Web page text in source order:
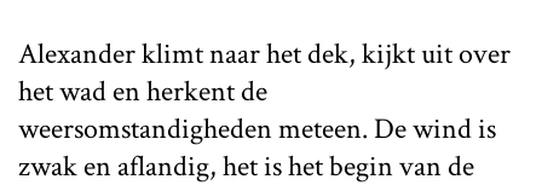
Alexander klimt naar het dek, kijkt uit over
het wad en herkent de
weersomstandigheden meteen. De wind is
zwak en aflandig, het is het begin van de